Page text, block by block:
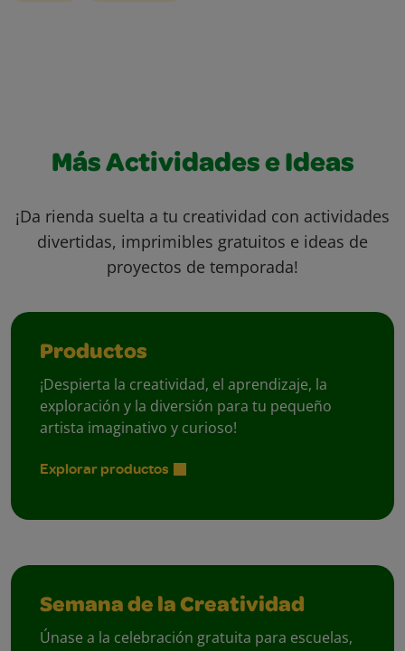
Más Actividades e Ideas
¡Da rienda suelta a tu creatividad con actividades
divertidas, imprimibles gratuitos e ideas de
proyectos de temporada!
Productos
¡Despierta la creatividad, el aprendizaje, la
exploración y la diversión para tu pequeño
artista imaginativo y curioso!
Explorar productos
Semana de la Creatividad
Únase a la celebración gratuita para escuelas,